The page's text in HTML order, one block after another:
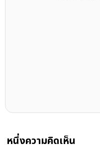
หนึ่งความคิดเห็น